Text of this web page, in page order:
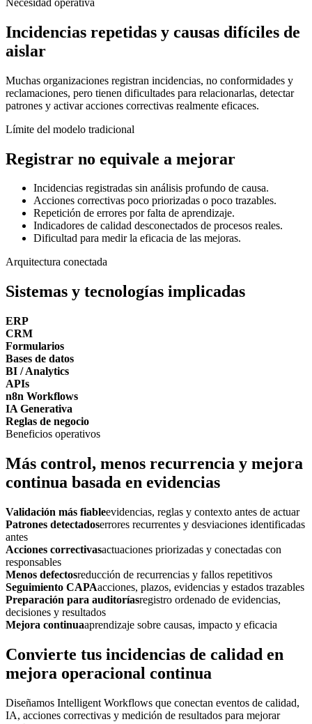
Incidencias repetidas y causas difíciles de
aislar
Muchas organizaciones registran incidencias, no conformidades y
reclamaciones, pero tienen dificultades para relacionarlas, detectar
patrones y activar acciones correctivas realmente eficaces.
Límite del modelo tradicional
Registrar no equivale a mejorar
Incidencias registradas sin análisis profundo de causa.
Acciones correctivas poco priorizadas o poco trazables.
Repetición de errores por falta de aprendizaje.
Indicadores de calidad desconectados de procesos reales.
Dificultad para medir la eficacia de las mejoras.
Arquitectura conectada
Sistemas y tecnologías implicadas
ERP
CRM
Formularios
Bases de datos
BI / Analytics
APIs
n8n Workflows
IA Generativa
Reglas de negocio
Beneficios operativos
Más control, menos recurrencia y mejora
continua basada en evidencias
Validación más fiableevidencias, reglas y contexto antes de actuar
Patrones detectadoserrores recurrentes y desviaciones identificadas
antes
Acciones correctivasactuaciones priorizadas y conectadas con
responsables
Menos defectosreducción de recurrencias y fallos repetitivos
Seguimiento CAPAacciones, plazos, evidencias y estados trazables
Preparación para auditoríasregistro ordenado de evidencias,
decisiones y resultados
Mejora continuaaprendizaje sobre causas, impacto y eficacia
Convierte tus incidencias de calidad en
mejora operacional continua
Diseñamos Intelligent Workflows que conectan eventos de calidad,
IA, acciones correctivas y medición de resultados para mejorar